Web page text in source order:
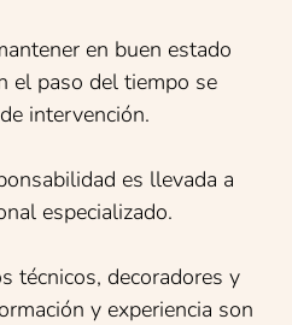
en buen estado
el paso del tiempo se
intervención.
es llevada a
especializado.
técnicos, decoradores y
y experiencia son